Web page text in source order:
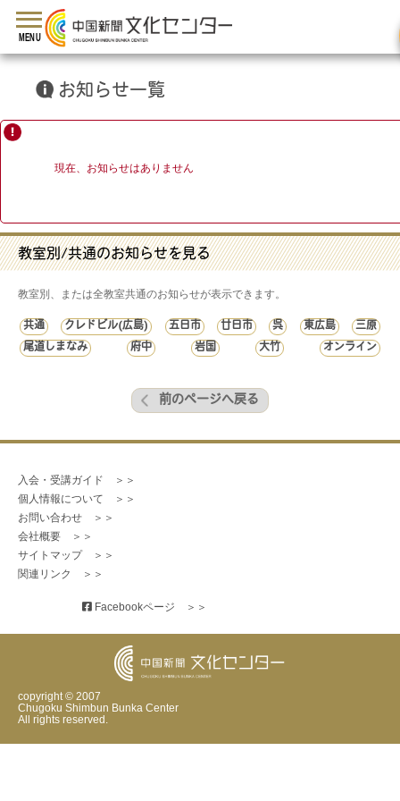
toggle
navigation
MENU
お知らせ一覧
現在、お知らせはありません
教室別/共通のお知らせを見る
教室別、または全教室共通のお知らせが表示できます。
共通 クレドビル(広島) 五日市 廿日市 呉 東広島
三原
尾道しまなみ
府中 岩国 大竹 オンライン
前のページへ戻る
入会・受講ガイド　＞＞
個人情報について　＞＞
お問い合わせ　＞＞
会社概要　＞＞
サイトマップ　＞＞
関連リンク　＞＞
Facebookページ　＞＞
copyright © 2007
Chugoku Shimbun Bunka Center
All rights reserved.